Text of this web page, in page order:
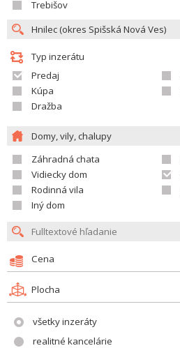
Trebišov
Typ inzerátu
Predaj
Kúpa
Dražba
Domy, vily, chalupy
Záhradná chata
Vidiecky dom
Rodinná vila
Iný dom
Cena
Plocha
všetky inzeráty
realitné kancelárie